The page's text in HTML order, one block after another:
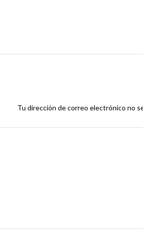
Tu dirección de correo electrónico no